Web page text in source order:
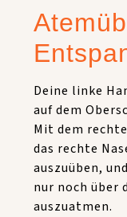
Deine linke
auf dem
Mit dem
das rechte
auszuüben,
nur noch über
auszuatmen.